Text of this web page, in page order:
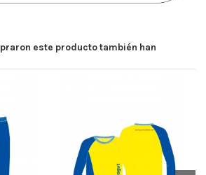
este producto también han